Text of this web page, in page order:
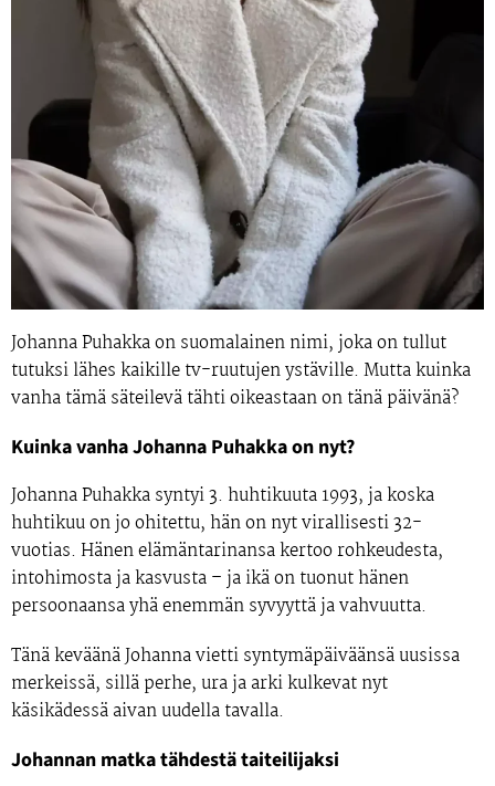
Johanna Puhakkaon suomalainen nimi, joka on tullut
tutuksi lähes kaikille tv-ruutujen ystäville. Mutta kuinka
vanha tämä säteilevä tähti oikeastaan on tänä päivänä?
Kuinka vanha Johanna Puhakka on nyt?
Johanna Puhakka syntyi 3. huhtikuuta 1993, ja koska
huhtikuu on jo ohitettu, hän on nyt virallisesti 32-
vuotias. Hänen elämäntarinansa kertoo rohkeudesta,
intohimosta ja kasvusta – ja ikä on tuonut hänen
persoonaansa yhä enemmän syvyyttä ja vahvuutta.
Tänä keväänä Johanna vietti syntymäpäiväänsä uusissa
merkeissä, sillä perhe, ura ja arki kulkevat nyt
käsikädessä aivan uudella tavalla.
Johannan matka tähdestä taiteilijaksi